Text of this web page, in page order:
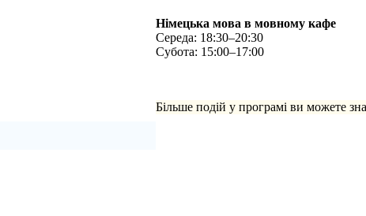
Німецька мова в мовному кафе
Середа: 18:30–20:30
Субота: 15:00–17:00
Більше подій у програмі ви можете